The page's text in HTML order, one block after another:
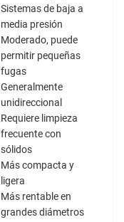
Sistemas de baja a
media presión
Moderado, puede
permitir pequeñas
fugas
Generalmente
unidireccional
Requiere limpieza
frecuente con
sólidos
Más compacta y
ligera
Más rentable en
grandes diámetros